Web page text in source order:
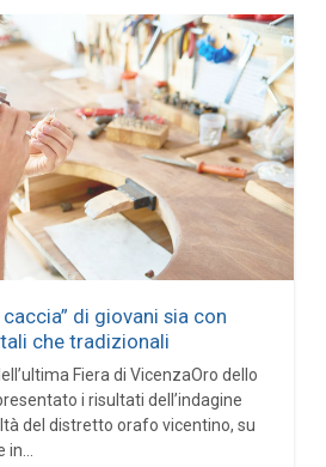
di giovani sia con
che tradizionali
Fiera di VicenzaOro dello
i risultati dell’indagine
del distretto orafo vicentino, su